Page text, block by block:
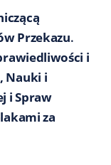
Przekazu.
i
Nauki i
i Spraw
za